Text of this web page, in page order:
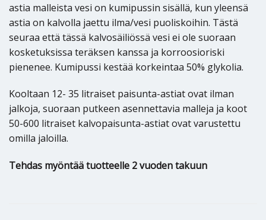
astia malleista vesi on kumipussin sisällä, kun yleensä
astia on kalvolla jaettu ilma/vesi puoliskoihin. Tästä
seuraa että tässä kalvosäiliössä vesi ei ole suoraan
kosketuksissa teräksen kanssa ja korroosioriski
pienenee. Kumipussi kestää korkeintaa 50% glykolia.
Kooltaan 12- 35 litraiset paisunta-astiat ovat ilman
jalkoja, suoraan putkeen asennettavia malleja ja koot
50-600 litraiset kalvopaisunta-astiat ovat varustettu
omilla jaloilla.
Tehdas myöntää tuotteelle 2 vuoden takuun